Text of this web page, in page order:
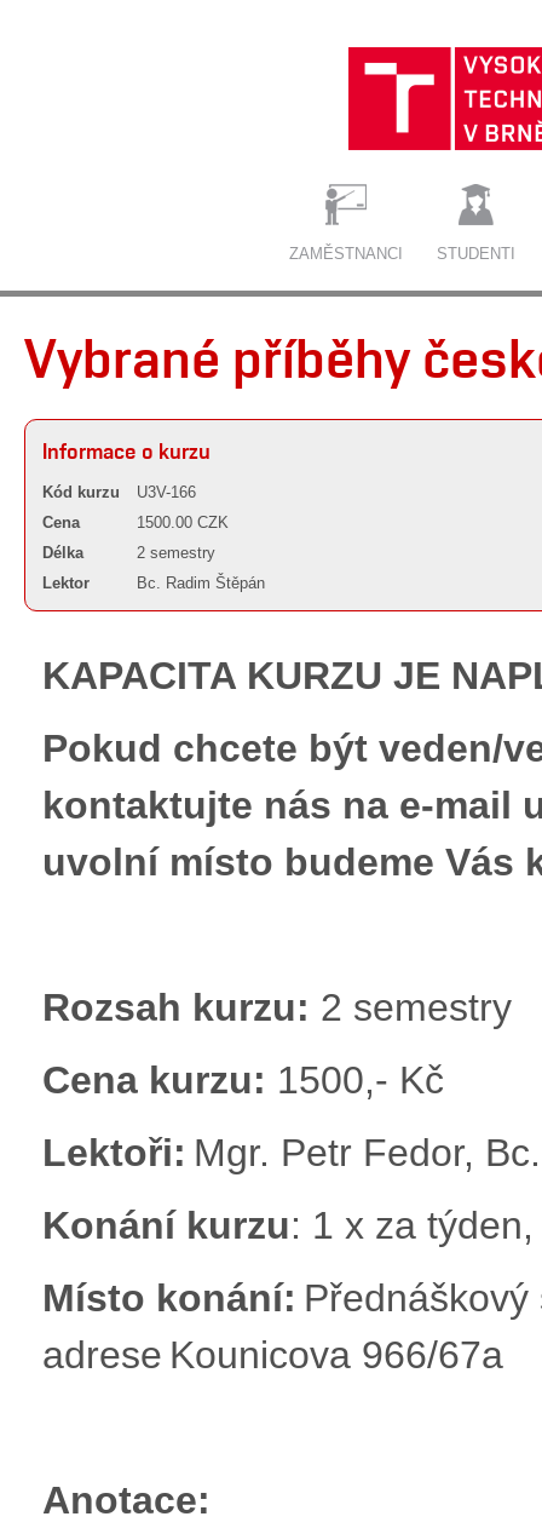
ZAMĚSTNANCI STUDENTI
Vybrané příběhy
Informace o kurzu
Kód kurzu
U3V-166
Cena
1500.00 CZK
Délka
2 semestry
Lektor
Bc. Radim Štěpán
KAPACITA KURZU JE
Pokud chcete být veden/
kontaktujte nás na e-mail
uvolní místo budeme Vás
Rozsah kurzu: 2 semestry
Cena kurzu: 1500,- Kč
Lektoři: Mgr. Petr Fedor,
Konání kurzu: 1 x za
Místo konání:
adrese Kounicova 966/67a
Anotace: